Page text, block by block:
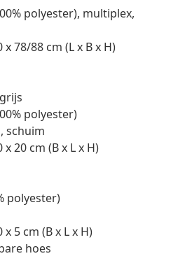
polyester), multiplex,
78/88 cm (L x B x H)
polyester)
schuim
20 cm (B x L x H)
polyester)
5 cm (B x L x H)
hoes